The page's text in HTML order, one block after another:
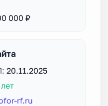
000 ₽
20.11.2025
rf.ru